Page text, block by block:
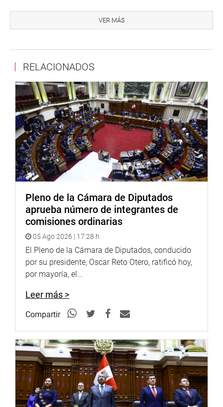
El parlamentario lambayecano anunció además que los
de trabajo por las lluvias, no se verán afectados en la
planilla.
«Hemos logrado que el Ministerio de Trabajo flexibilice el
horario de los trabajadores y ha exhortado a los
empleadores que los días que sus colaboradores faltaron
por las lluvias no sean contabilizados como falta o
tardanza. Estas horas serán recuperadas de acuerdo a la
programación que ambos establezcan . La medida regirá
desde el 24 de marzo», comunicó el congresista más
joven del Perú.
VER MÁS
RELACIONADOS
Pleno de la Cámara de Diputados
aprueba número de integrantes de
comisiones ordinarias
05 Ago 2026 | 17:28 h
El Pleno de la Cámara de Diputados, conducido
por su presidente, Oscar Reto Otero, ratificó hoy,
por mayoría, el...
Leer más >
Compartir